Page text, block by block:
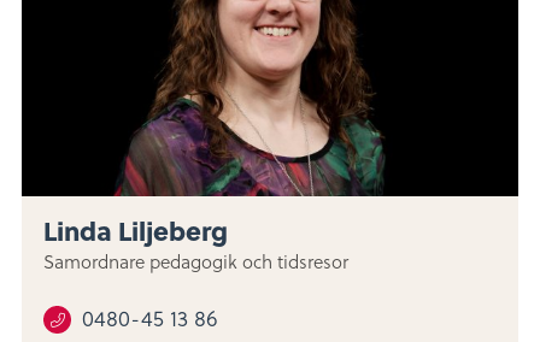
Linda Liljeberg
Samordnare pedagogik och tidsresor
0480-45 13 86